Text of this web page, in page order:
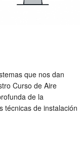
que nos dan
Curso de Aire
de la
técnicas de instalación